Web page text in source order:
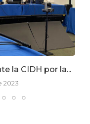
la CIDH por la...
2023